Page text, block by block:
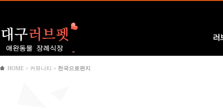
Logo
러
HOME > 커뮤니티 > 천국으로편지